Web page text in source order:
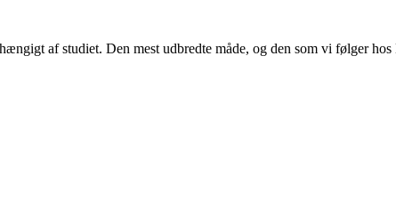
af studiet. Den mest udbredte måde, og den som vi følger